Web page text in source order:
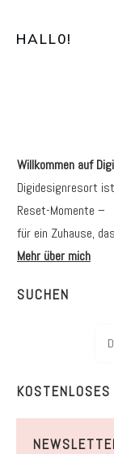
HALL0!
Willkommen auf
Digidesignresort
Reset-Momente –
für ein Zuhause,
Mehr über mich
SUCHEN